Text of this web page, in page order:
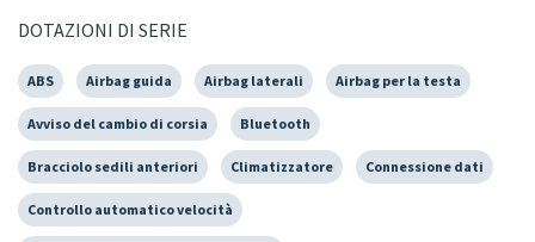
DOTAZIONI DI SERIE
ABS Airbag guida Airbag laterali Airbag per la testa
Avviso del cambio di corsia Bluetooth
Bracciolo sedili anteriori Climatizzatore Connessione dati
Controllo automatico velocità